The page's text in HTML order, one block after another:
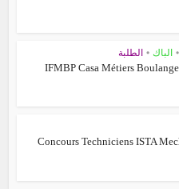
• الباك • الطلبة
IFMBP Casa Métiers
Concours Techniciens ISTA